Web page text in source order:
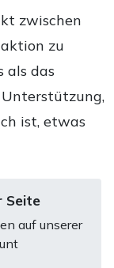
zwischen
zu
als das
ist, etwas
Seite
auf unserer